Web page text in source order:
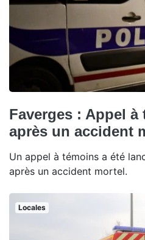
Faverges : Appel
après un accident
Un appel à témoins a été
après un accident mortel.
Locales